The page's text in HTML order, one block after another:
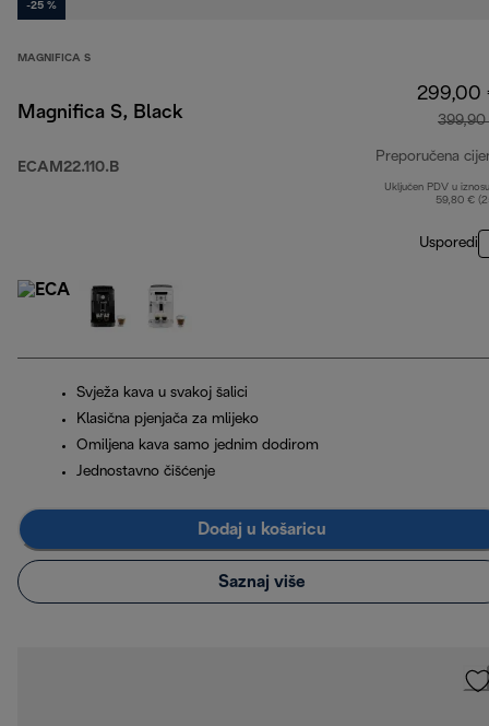
-25 %
MAGNIFICA S
Magnifica S, Black
ECAM22.110.B
299,00
Preporučena
Uključen PDV u
59,80 €
Usporedi
Svježa kava u svakoj šalici
Klasična pjenjača za mlijeko
Omiljena kava samo jednim dodirom
Jednostavno čišćenje
Dodaj u košaricu
Saznaj više